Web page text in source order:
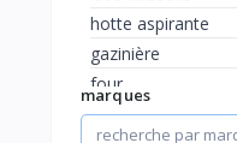
hotte aspirante
gazinière
four
TV et
marques